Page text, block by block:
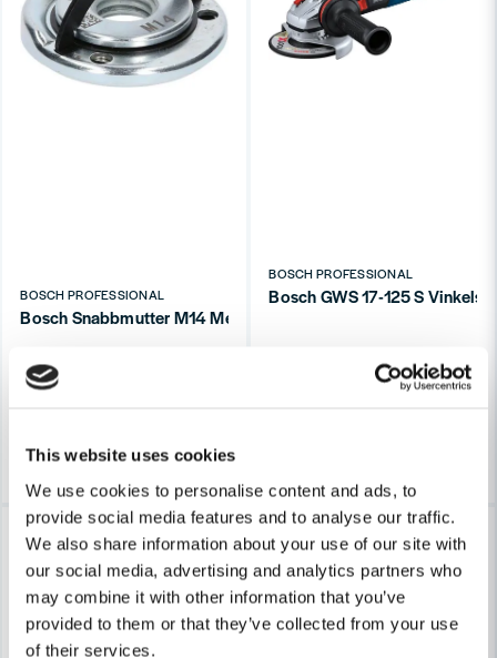
This website uses cookies
We use cookies to personalise content and ads, to
provide social media features and to analyse our traffic.
We also share information about your use of our site with
our social media, advertising and analytics partners who
may combine it with other information that you’ve
provided to them or that they’ve collected from your use
of their services.
BOSCH PROFESSIONAL
Bosch Snabbmutter M14 Med Stång
214 kr
Köp
BOSCH PROFESSIONAL
Bosch GWS 17-125 S
3 573 kr
Leveranstid ifrån leverantör ca
-18% -16%